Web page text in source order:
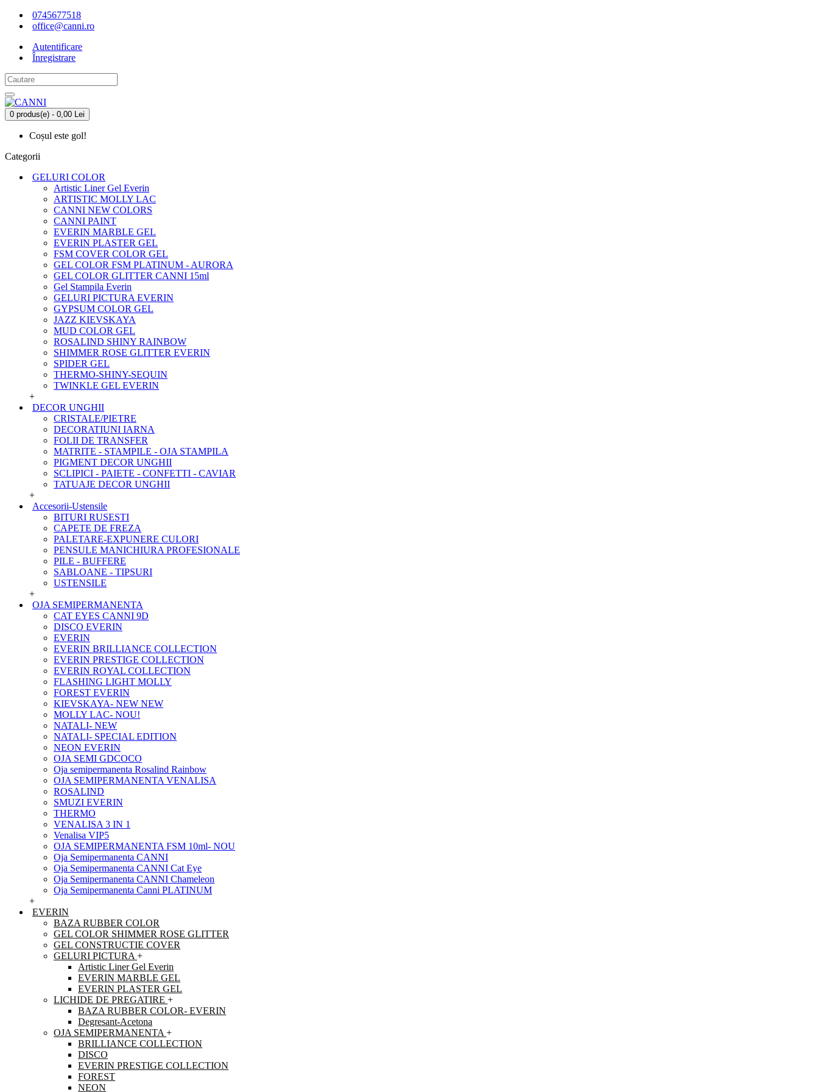
0745677518
office@canni.ro
Autentificare
Înregistrare
0 produs(e) - 0,00 Lei
Coșul este gol!
Categorii
GELURI COLOR
Artistic Liner Gel Everin
ARTISTIC MOLLY LAC
CANNI NEW COLORS
CANNI PAINT
EVERIN MARBLE GEL
EVERIN PLASTER GEL
FSM COVER COLOR GEL
GEL COLOR FSM PLATINUM - AURORA
GEL COLOR GLITTER CANNI 15ml
Gel Stampila Everin
GELURI PICTURA EVERIN
GYPSUM COLOR GEL
JAZZ KIEVSKAYA
MUD COLOR GEL
ROSALIND SHINY RAINBOW
SHIMMER ROSE GLITTER EVERIN
SPIDER GEL
THERMO-SHINY-SEQUIN
TWINKLE GEL EVERIN
+
DECOR UNGHII
CRISTALE/PIETRE
DECORATIUNI IARNA
FOLII DE TRANSFER
MATRITE - STAMPILE - OJA STAMPILA
PIGMENT DECOR UNGHII
SCLIPICI - PAIETE - CONFETTI - CAVIAR
TATUAJE DECOR UNGHII
+
Accesorii-Ustensile
BITURI RUSESTI
CAPETE DE FREZA
PALETARE-EXPUNERE CULORI
PENSULE MANICHIURA PROFESIONALE
PILE - BUFFERE
SABLOANE - TIPSURI
USTENSILE
+
OJA SEMIPERMANENTA
CAT EYES CANNI 9D
DISCO EVERIN
EVERIN
EVERIN BRILLIANCE COLLECTION
EVERIN PRESTIGE COLLECTION
EVERIN ROYAL COLLECTION
FLASHING LIGHT MOLLY
FOREST EVERIN
KIEVSKAYA- NEW NEW
MOLLY LAC- NOU!
NATALI- NEW
NATALI- SPECIAL EDITION
NEON EVERIN
OJA SEMI GDCOCO
Oja semipermanenta Rosalind Rainbow
OJA SEMIPERMANENTA VENALISA
ROSALIND
SMUZI EVERIN
THERMO
VENALISA 3 IN 1
Venalisa VIP5
OJA SEMIPERMANENTA FSM 10ml- NOU
Oja Semipermanenta CANNI
Oja Semipermanenta CANNI Cat Eye
Oja Semipermanenta CANNI Chameleon
Oja Semipermanenta Canni PLATINUM
+
EVERIN
BAZA RUBBER COLOR
GEL COLOR SHIMMER ROSE GLITTER
GEL CONSTRUCTIE COVER
GELURI PICTURA +
Artistic Liner Gel Everin
EVERIN MARBLE GEL
EVERIN PLASTER GEL
LICHIDE DE PREGATIRE +
BAZA RUBBER COLOR- EVERIN
Degresant-Acetona
OJA SEMIPERMANENTA +
BRILLIANCE COLLECTION
DISCO
EVERIN PRESTIGE COLLECTION
FOREST
NEON